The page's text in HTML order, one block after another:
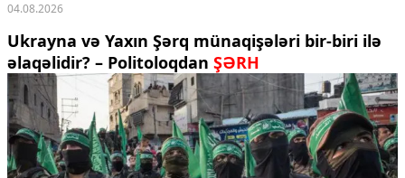
04.08.2026
Ukrayna və Yaxın Şərq münaqişələri bir-biri ilə
əlaqəlidir? – Politoloqdan ŞƏRH